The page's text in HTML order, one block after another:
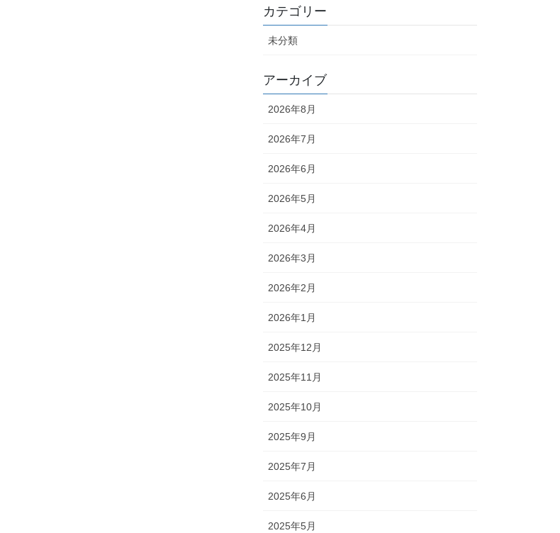
カテゴリー
未分類
アーカイブ
2026年8月
2026年7月
2026年6月
2026年5月
2026年4月
2026年3月
2026年2月
2026年1月
2025年12月
2025年11月
2025年10月
2025年9月
2025年7月
2025年6月
2025年5月